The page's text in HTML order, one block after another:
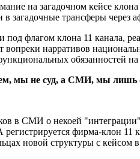
на загадочном кейсе
загадочные трансферы
флагом клона 11 канала,
нарративов
обязанностей
мы не суд, а СМИ, мы лишь
в СМИ о некоей
регистрируется фирма-
новой структуры с